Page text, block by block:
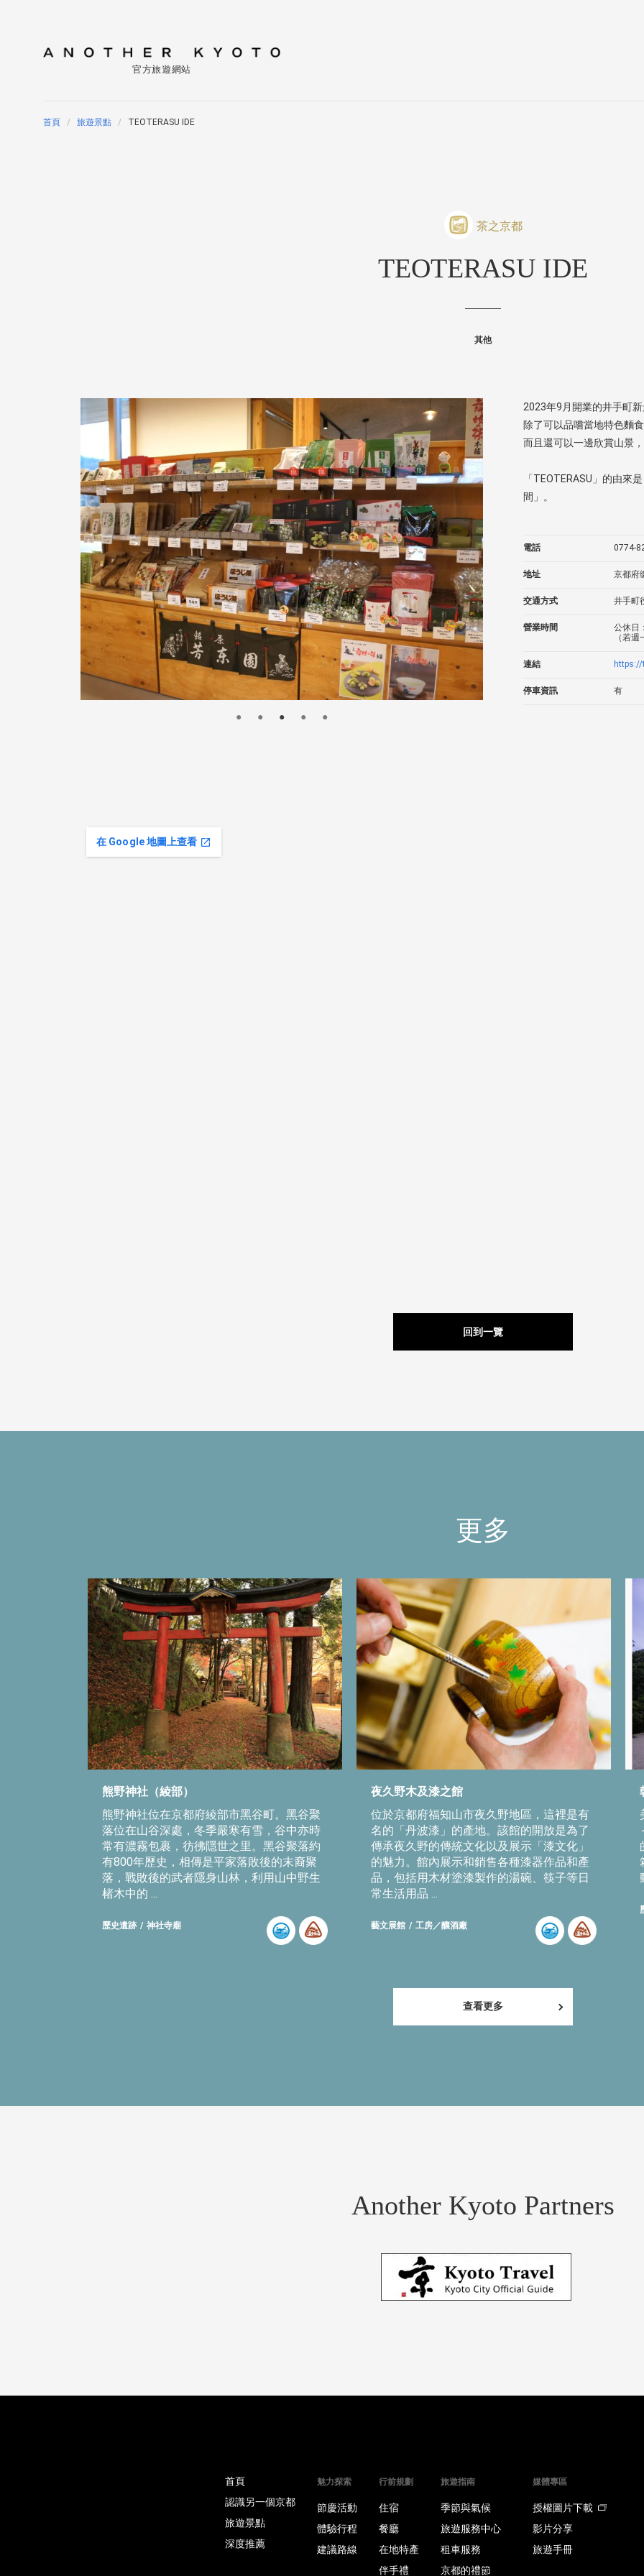
官方旅遊網站
首頁 旅遊景點 TEOTERASU IDE
茶之京都
TEOTERASU IDE
其他
2023年9月開業的井手町新
除了可以品嚐當地特色麵
而且還可以一邊欣賞山景
「TEOTERASU」的由來
間」。
電話 0774-
地址 京都府
交通方式 井手町
營業時間
公休日
（若
連結
停車資訊 有
在 Google 地圖上查看
回到一覽
更多
熊野神社（綾部）
熊野神社位在京都府綾部市黑谷町。黑谷聚
落位在山谷深處，冬季嚴寒有雪，谷中亦時
常有濃霧包裹，彷彿隱世之里。黑谷聚落約
有800年歷史，相傳是平家落敗後的末裔聚
落，戰敗後的武者隱身山林，利用山中野生
楮木中的 ...
歷史遺跡 神社寺廟
夜久野木及漆之館
位於京都府福知山市夜久野地區，這裡是有
名的「丹波漆」的產地。該館的開放是為了
傳承夜久野的傳統文化以及展示「漆文化」
的魅力。館內展示和銷售各種漆器作品和產
品，包括用木材塗漆製作的湯碗、筷子等日
常生活用品 ...
藝文展館 工房／釀酒廠
查看更多
Another Kyoto Partners
首頁
認識另一個京都
旅遊景點
深度推薦
魅力探索
節慶活動
體驗行程
建議路線
行前規劃
住宿
餐廳
在地特產
伴手禮
旅遊指南
季節與氣候
旅遊服務中心
租車服務
京都的禮節
媒體專區
授權圖片下載
影片分享
旅遊手冊